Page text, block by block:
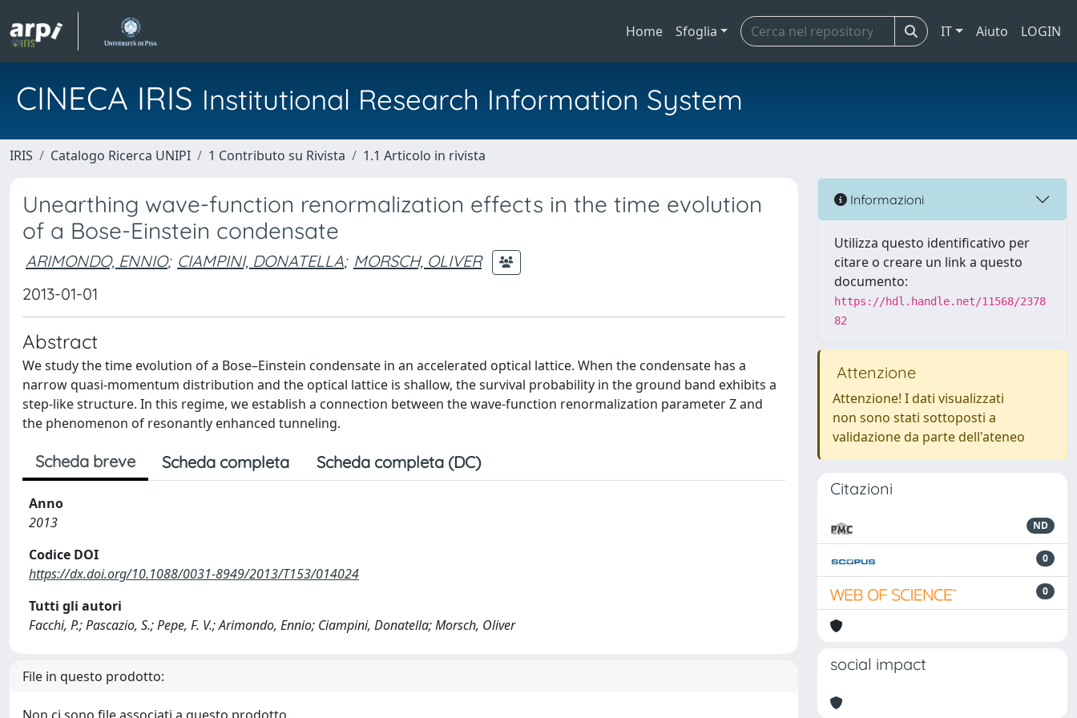
Home Sfoglia IT Aiuto LOGIN
CINECA IRIS Institutional Research Information System
IRIS Catalogo Ricerca UNIPI 1 Contributo su Rivista 1.1 Articolo in rivista
Unearthing wave-function renormalization effects in the time evolution
of a Bose-Einstein condensate
ARIMONDO, ENNIO; CIAMPINI, DONATELLA; MORSCH, OLIVER
2013-01-01
Abstract
We study the time evolution of a Bose–Einstein condensate in an accelerated optical lattice. When the condensate has a
narrow quasi-momentum distribution and the optical lattice is shallow, the survival probability in the ground band exhibits a
step-like structure. In this regime, we establish a connection between the wave-function renormalization parameter Z and
the phenomenon of resonantly enhanced tunneling.
Scheda breve Scheda completa Scheda completa (DC)
Anno
2013
Codice DOI
https://dx.doi.org/10.1088/0031-8949/2013/T153/014024
Tutti gli autori
Facchi, P.; Pascazio, S.; Pepe, F. V.; Arimondo, Ennio; Ciampini, Donatella; Morsch, Oliver
File in questo prodotto:
Informazioni
Utilizza questo identificativo per
citare o creare un link a questo
documento:
https://hdl.handle.net/11568/2378
82
Attenzione
Attenzione! I dati visualizzati
non sono stati sottoposti a
validazione da parte dell'ateneo
Citazioni
ND
0
0
social impact